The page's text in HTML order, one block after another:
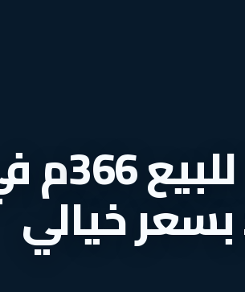
فيلا
بسعر خيالي